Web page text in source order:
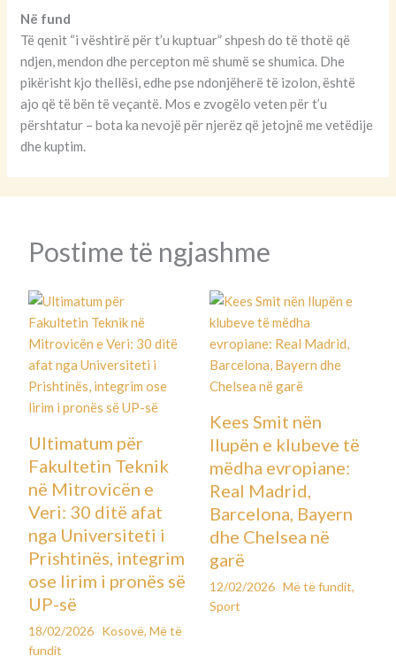
Në fund
Të qenit “i vështirë për t’u kuptuar” shpesh do të thotë që
ndjen, mendon dhe percepton më shumë se shumica. Dhe
pikërisht kjo thellësi, edhe pse ndonjëherë të izolon, është
ajo që të bën të veçantë. Mos e zvogëlo veten për t’u
përshtatur – bota ka nevojë për njerëz që jetojnë me vetëdije
dhe kuptim.
Postime të ngjashme
Ultimatum për
Fakultetin Teknik
në Mitrovicën e
Veri: 30 ditë afat
nga Universiteti i
Prishtinës, integrim
ose lirim i pronës së
UP-së
18/02/2026 Kosovë,Më të
fundit
Kees Smit nën
llupën e klubeve të
mëdha evropiane:
Real Madrid,
Barcelona, Bayern
dhe Chelsea në
garë
12/02/2026 Më të fundit,
Sport